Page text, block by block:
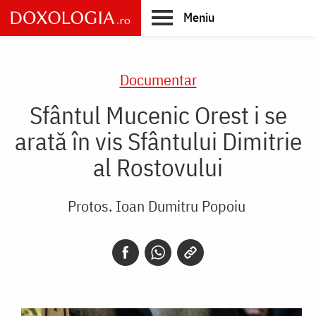
Skip
to
main
Meniu
Documentar
Sfântul Mucenic Orest i se
arată în vis Sfântului Dimitrie
al Rostovului
Protos. Ioan Dumitru Popoiu